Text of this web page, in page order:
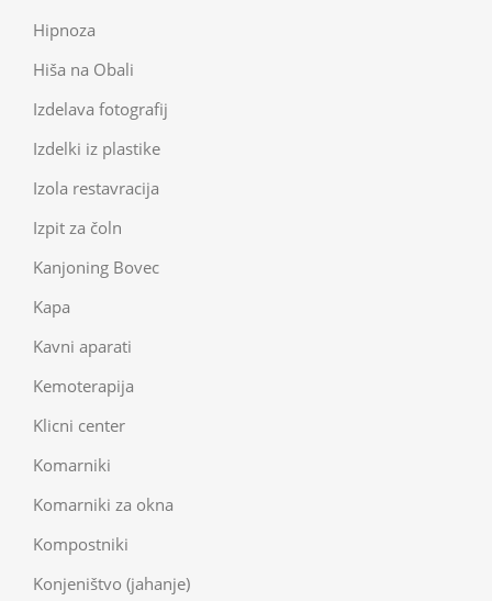
Hipnoza
Hiša na Obali
Izdelava fotografij
Izdelki iz plastike
Izola restavracija
Izpit za čoln
Kanjoning Bovec
Kapa
Kavni aparati
Kemoterapija
Klicni center
Komarniki
Komarniki za okna
Kompostniki
Konjeništvo (jahanje)